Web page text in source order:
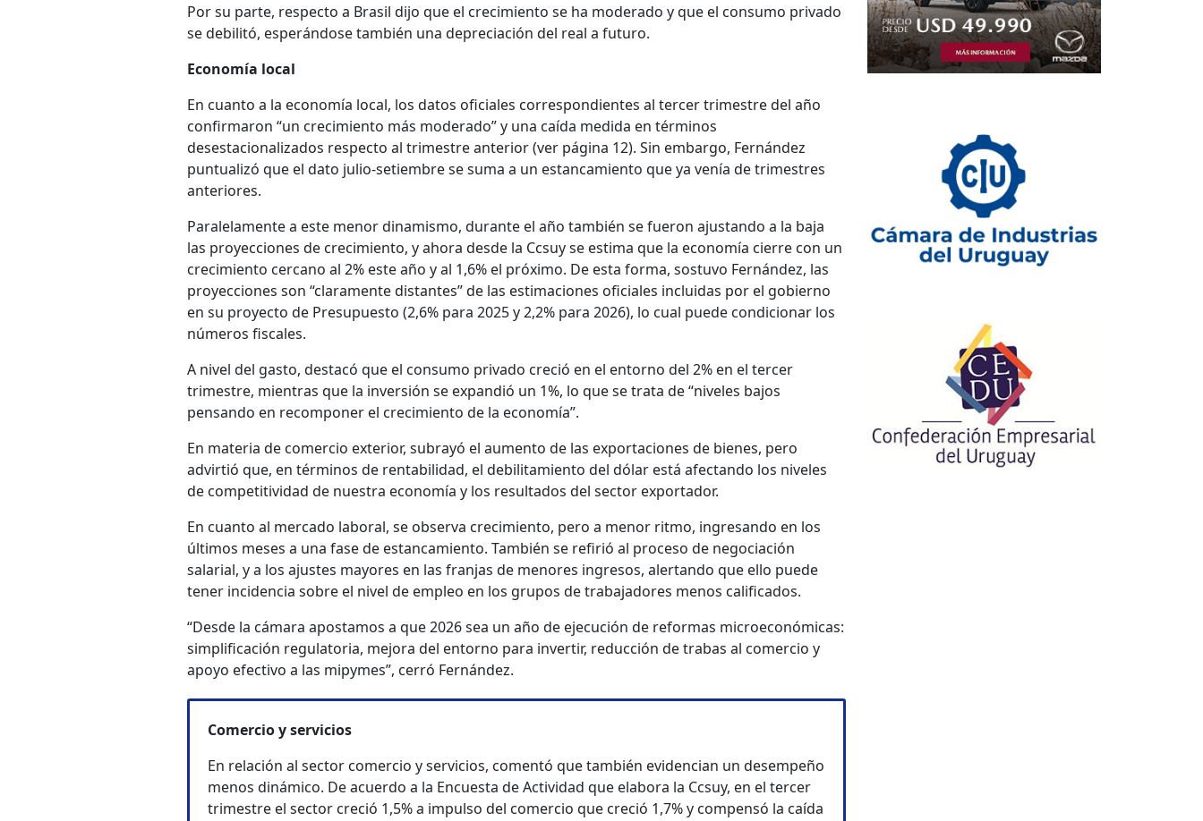
Por su parte, respecto a Brasil dijo que el crecimiento se ha moderado y que el consumo privado
se debilitó, esperándose también una depreciación del real a futuro.
Economía local
En cuanto a la economía local, los datos oficiales correspondientes al tercer trimestre del año
confirmaron “un crecimiento más moderado” y una caída medida en términos
desestacionalizados respecto al trimestre anterior (ver página 12). Sin embargo, Fernández
puntualizó que el dato julio-setiembre se suma a un estancamiento que ya venía de trimestres
anteriores.
Paralelamente a este menor dinamismo, durante el año también se fueron ajustando a la baja
las proyecciones de crecimiento, y ahora desde la Ccsuy se estima que la economía cierre con un
crecimiento cercano al 2% este año y al 1,6% el próximo. De esta forma, sostuvo Fernández, las
proyecciones son “claramente distantes” de las estimaciones oficiales incluidas por el gobierno
en su proyecto de Presupuesto (2,6% para 2025 y 2,2% para 2026), lo cual puede condicionar los
números fiscales.
A nivel del gasto, destacó que el consumo privado creció en el entorno del 2% en el tercer
trimestre, mientras que la inversión se expandió un 1%, lo que se trata de “niveles bajos
pensando en recomponer el crecimiento de la economía”.
En materia de comercio exterior, subrayó el aumento de las exportaciones de bienes, pero
advirtió que, en términos de rentabilidad, el debilitamiento del dólar está afectando los niveles
de competitividad de nuestra economía y los resultados del sector exportador.
En cuanto al mercado laboral, se observa crecimiento, pero a menor ritmo, ingresando en los
últimos meses a una fase de estancamiento. También se refirió al proceso de negociación
salarial, y a los ajustes mayores en las franjas de menores ingresos, alertando que ello puede
tener incidencia sobre el nivel de empleo en los grupos de trabajadores menos calificados.
“Desde la cámara apostamos a que 2026 sea un año de ejecución de reformas microeconómicas:
simplificación regulatoria, mejora del entorno para invertir, reducción de trabas al comercio y
apoyo efectivo a las mipymes”, cerró Fernández.
Comercio y servicios
En relación al sector comercio y servicios, comentó que también evidencian un desempeño
menos dinámico. De acuerdo a la Encuesta de Actividad que elabora la Ccsuy, en el tercer
trimestre el sector creció 1,5% a impulso del comercio que creció 1,7% y compensó la caída